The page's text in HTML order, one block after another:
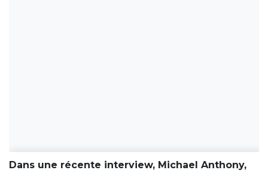
Dans une récente interview, Michael Anthony,